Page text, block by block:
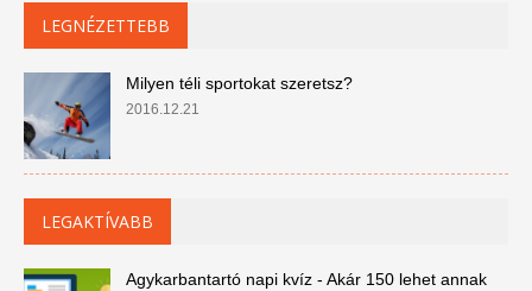
LEGNÉZETTEBB
Milyen téli sportokat szeretsz?
2016.12.21
LEGAKTÍVABB
Agykarbantartó napi kvíz - Akár 150 lehet annak